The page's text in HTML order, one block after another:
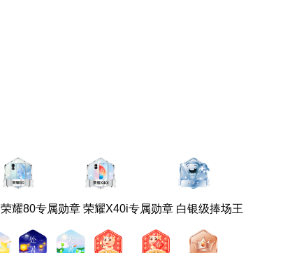
荣耀80专属勋章 荣耀X40i专属勋章 白银级捧场王